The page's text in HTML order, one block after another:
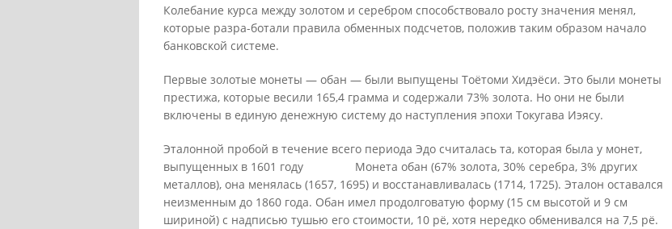
Колебание курса между золотом и серебром способствовало росту значения менял,
которые разра-ботали правила обменных подсчетов, положив таким образом начало
банковской системе.
Первые золотые монеты — обан — были выпущены Тоётоми Хидэёси. Это были монеты
престижа, которые весили 165,4 грамма и содержали 73% золота. Но они не были
включены в единую денежную систему до наступления эпохи Токугава Иэясу.
Эталонной пробой в течение всего периода Эдо считалась та, которая была у монет,
выпущенных в 1601 году Монета обан (67% золота, 30% серебра, 3% других
металлов), она менялась (1657, 1695) и восстанавливалась (1714, 1725). Эталон оставался
неизменным до 1860 года. Обан имел продолговатую форму (15 см высотой и 9 см
шириной) с надписью тушью его стоимости, 10 рё, хотя нередко обменивался на 7,5 рё.